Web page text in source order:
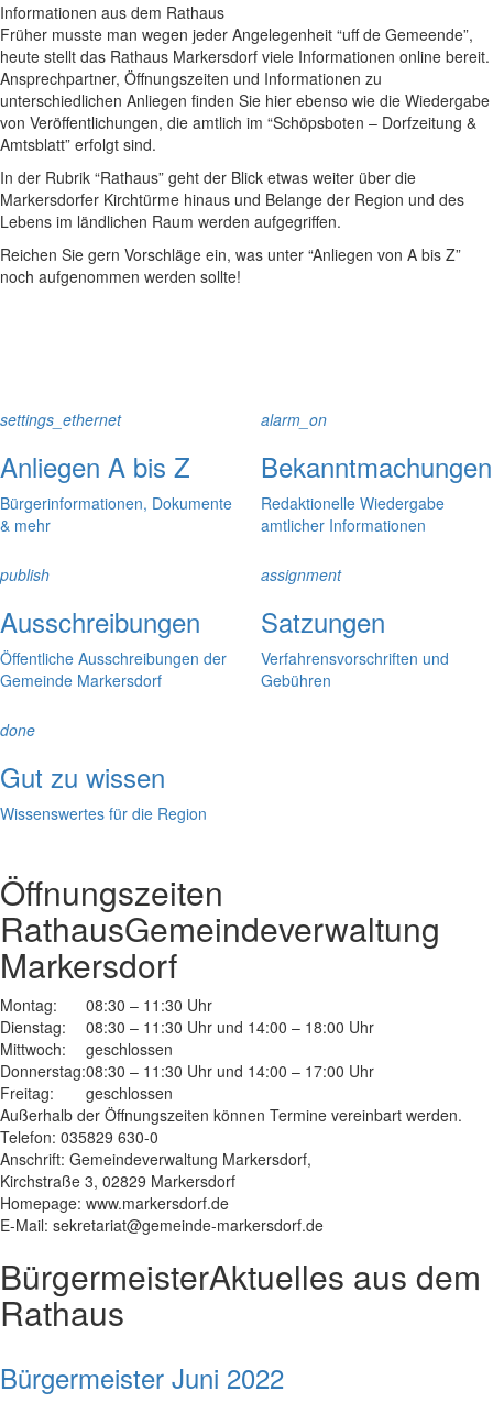
Informationen aus dem Rathaus
Früher musste man wegen jeder Angelegenheit “uff de Gemeende”,
heute stellt das Rathaus Markersdorf viele Informationen online bereit.
Ansprechpartner, Öffnungszeiten und Informationen zu
unterschiedlichen Anliegen finden Sie hier ebenso wie die Wiedergabe
von Veröffentlichungen, die amtlich im “Schöpsboten – Dorfzeitung &
Amtsblatt” erfolgt sind.
In der Rubrik “Rathaus” geht der Blick etwas weiter über die
Markersdorfer Kirchtürme hinaus und Belange der Region und des
Lebens im ländlichen Raum werden aufgegriffen.
Reichen Sie gern Vorschläge ein, was unter “Anliegen von A bis Z”
noch aufgenommen werden sollte!
settings_ethernet
Anliegen A bis Z
Bürgerinformationen, Dokumente
& mehr
alarm_on
Bekanntmachungen
Redaktionelle Wiedergabe
amtlicher Informationen
publish
Ausschreibungen
Öffentliche Ausschreibungen der
Gemeinde Markersdorf
assignment
Satzungen
Verfahrensvorschriften und
Gebühren
done
Gut zu wissen
Wissenswertes für die Region
Öffnungszeiten
RathausGemeindeverwaltung
Markersdorf
Montag:
08:30 – 11:30 Uhr
Dienstag:
08:30 – 11:30 Uhr und 14:00 – 18:00 Uhr
Mittwoch:
geschlossen
Donnerstag:08:30 – 11:30 Uhr und 14:00 – 17:00 Uhr
Freitag:
geschlossen
Außerhalb der Öffnungszeiten können Termine vereinbart werden.
Telefon: 035829 630-0
Anschrift: Gemeindeverwaltung Markersdorf,
Kirchstraße 3, 02829 Markersdorf
Homepage: www.markersdorf.de
E-Mail: sekretariat@gemeinde-markersdorf.de
BürgermeisterAktuelles aus dem
Rathaus
Bürgermeister Juni 2022